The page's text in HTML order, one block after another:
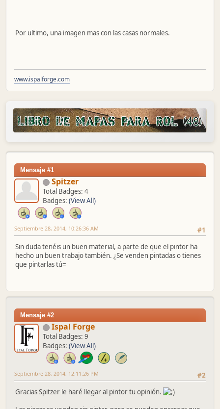
Por ultimo, una imagen mas con las casas normales.
www.ispalforge.com
Mensaje #1
Spitzer
Total Badges: 4
Badges: (View All)
#1
Septiembre 28, 2014, 10:26:36 AM
Sin duda tenéis un buen material, a parte de que el pintor ha
hecho un buen trabajo también. ¿Se venden pintadas o tienes
que pintarlas tú=
Mensaje #2
Ispal Forge
Total Badges: 9
Badges: (View All)
#2
Septiembre 28, 2014, 12:11:26 PM
Gracias Spitzer le haré llegar al pintor tu opinión.